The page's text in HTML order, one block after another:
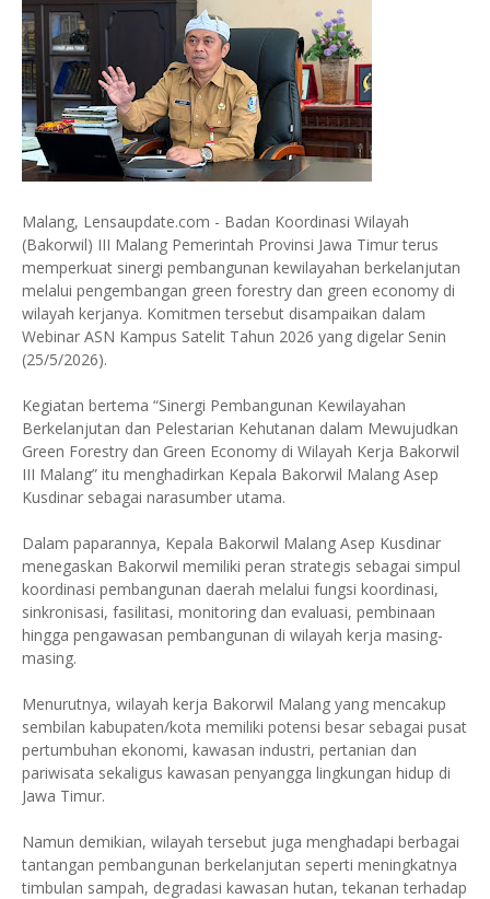
Malang, Lensaupdate.com - Badan Koordinasi Wilayah
(Bakorwil) III Malang Pemerintah Provinsi Jawa Timur terus
memperkuat sinergi pembangunan kewilayahan berkelanjutan
melalui pengembangan green forestry dan green economy di
wilayah kerjanya. Komitmen tersebut disampaikan dalam
Webinar ASN Kampus Satelit Tahun 2026 yang digelar Senin
(25/5/2026).
Kegiatan bertema “Sinergi Pembangunan Kewilayahan
Berkelanjutan dan Pelestarian Kehutanan dalam Mewujudkan
Green Forestry dan Green Economy di Wilayah Kerja Bakorwil
III Malang” itu menghadirkan Kepala Bakorwil Malang Asep
Kusdinar sebagai narasumber utama.
Dalam paparannya, Kepala Bakorwil Malang Asep Kusdinar
menegaskan Bakorwil memiliki peran strategis sebagai simpul
koordinasi pembangunan daerah melalui fungsi koordinasi,
sinkronisasi, fasilitasi, monitoring dan evaluasi, pembinaan
hingga pengawasan pembangunan di wilayah kerja masing-
masing.
Menurutnya, wilayah kerja Bakorwil Malang yang mencakup
sembilan kabupaten/kota memiliki potensi besar sebagai pusat
pertumbuhan ekonomi, kawasan industri, pertanian dan
pariwisata sekaligus kawasan penyangga lingkungan hidup di
Jawa Timur.
Namun demikian, wilayah tersebut juga menghadapi berbagai
tantangan pembangunan berkelanjutan seperti meningkatnya
timbulan sampah, degradasi kawasan hutan, tekanan terhadap